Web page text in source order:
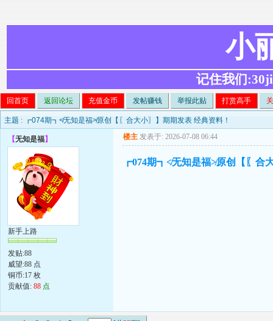
小
记住我们
回首页 返回论坛 充值金币 发帖赚钱 举报此贴 打赏高手
主题 : ┏074期┓≮无知是福≯原创【〖合大小〗】期期发表 经典资料！
【无知是福】
新手上路
发贴:88
威望:88 点
铜币:17 枚
贡献值: 88 点
楼主 发表于: 2026-07-08 06:44
┏074期┓≮无知是福≯原创【〖合